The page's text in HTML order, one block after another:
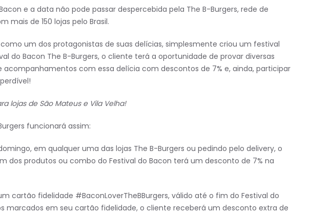
e a data não pode passar despercebida pela The B-Burgers, rede de
mais de 150 lojas pelo Brasil.
um dos protagonistas de suas delícias, simplesmente criou um festival
do Bacon The B-Burgers, o cliente terá a oportunidade de provar diversas
acompanhamentos com essa delícia com descontos de 7% e, ainda, participar
lojas de São Mateus e Vila Velha!
funcionará assim:
em qualquer uma das lojas The B-Burgers ou pedindo pelo delivery, o
dos produtos ou combo do Festival do Bacon terá um desconto de 7% na
cartão fidelidade #BaconLoverTheBBurgers, válido até o fim do Festival do
marcados em seu cartão fidelidade, o cliente receberá um desconto extra de